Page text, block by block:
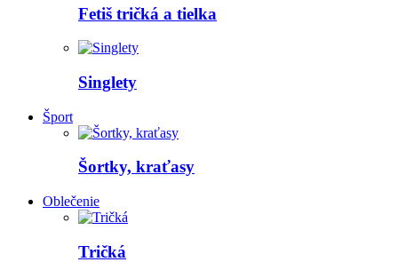
Fetiš tričká a tielka
Singlety
Šport
Šortky, kraťasy
Oblečenie
Tričká